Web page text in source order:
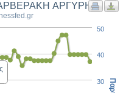
ΑΡΓΥΡΗ
30
40
50